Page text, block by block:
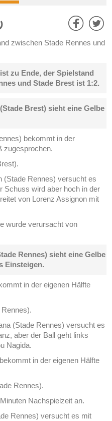
zwischen Stade Rennes und
zu Ende, der Spielstand
und Stade Brest ist 1:2.
Brest) sieht eine Gelbe
bekommt in der
zugesprochen.
(Stade Rennes) versucht es
Schuss wird aber hoch in der
von Lorenz Assignon mit
wurde verursacht von
Rennes) sieht eine Gelbe
Einsteigen.
in der eigenen Hälfte
(Stade Rennes) versucht es
aber der Ball geht links
Nagida.
in der eigenen Hälfte
Rennes).
Nachspielzeit an.
Rennes) versucht es mit